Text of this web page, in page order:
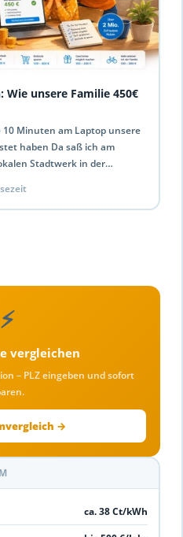
unsere Familie 450€
Minuten am Laptop unsere
haben Da saß ich am
Stadtwerk in der…
⚡
vergleichen
– PLZ eingeben und sofort
→
ca. 38 Ct/kWh